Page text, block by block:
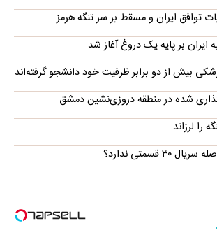
توافق ایران و مسقط بر سر تنگه هرمز
ایران بر پایه یک دروغ آغاز شد
بیش از دو برابر ظرفیت خود دانشجو گرفته‌اند
شده در منطقه دروزی‌نشین دمشق
قسمتی ندارد؟